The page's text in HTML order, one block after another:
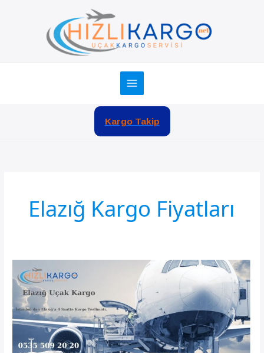
Kargo Takip
Elazığ Kargo Fiyatları